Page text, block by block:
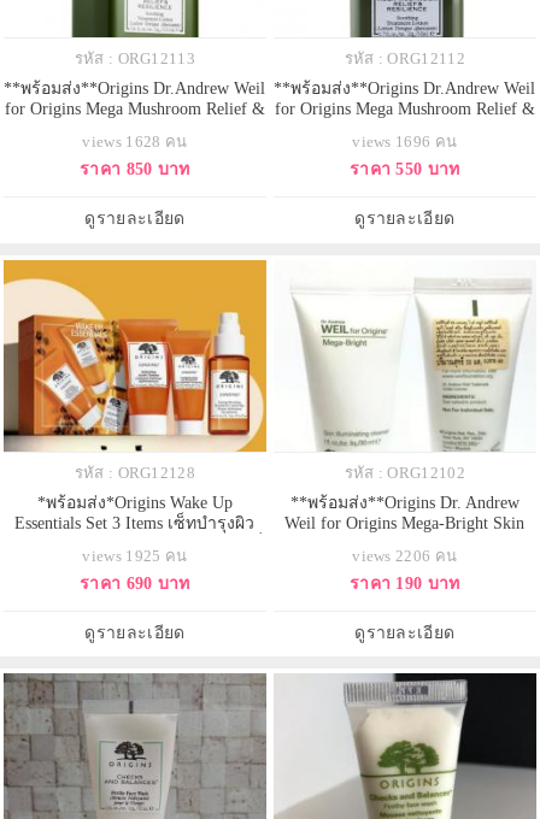
รหัส : ORG12113
**พร้อมส่ง**Origins Dr.Andrew Weil
for Origins Mega Mushroom Relief &
ขนาดทดลอง 100ml. ทรีทเมนต์
โลชั่นขายดีอันดับ 1 บำรุงผิวแลดู
แอลกอฮอล์ ช่วยฟื้นคืนความชุ่มชื้น
และปลอบประโลมผิวให้ผ่อนคลาย ด
views 1628 คน
ราคา 850 บาท
ดูรายละเอียด
รหัส : ORG12112
**พร้อมส่ง**Origins Dr.Andrew Weil
for Origins Mega Mushroom Relief &
ขนาดทดลอง 50ml. ทรีทเมนต์โลชั่น
ขายดีอันดับ 1 บำรุงผิวแลดูสุขภาพดี
ฟื้นคืนความชุ่มชื้นและปลอบ
ประโลมผิวให้ผ่อนคลาย ด้
views 1696 คน
ราคา 550 บาท
ดูรายละเอียด
รหัส : ORG12128
*พร้อมส่ง*Origins Wake Up
Essentials Set 3 Items เซ็ทบำรุงผิว
อ่อนล้า ช่วยให้ผิวสดชื่น
กระปรี้กระเปร่า เติมน้ำให้ผิว ฟื้น
สดใส ปลุกให้ผิวรู้สึกสดชื่นอิ่มเด้ง มี
ชีวิตชีวา เปล่งปลั่ง กระจ่างใสฟื้นฟู
views 1925 คน
ราคา 690 บาท
ดูรายละเอียด
รหัส : ORG12102
**พร้อมส่ง**Origins Dr. Andrew
Weil for Origins Mega-Bright Skin
30ml. คลีนเซอร์เนื้อโฟมสูตรอ่อน
โยนจากพลังธรรมชาติ Rosa
ทำความสะอาดจากธรรมชาติจึง
สามารถขจัดสิ่งสกปรกและคราบ
views 2206 คน
ราคา 190 บาท
ดูรายละเอียด